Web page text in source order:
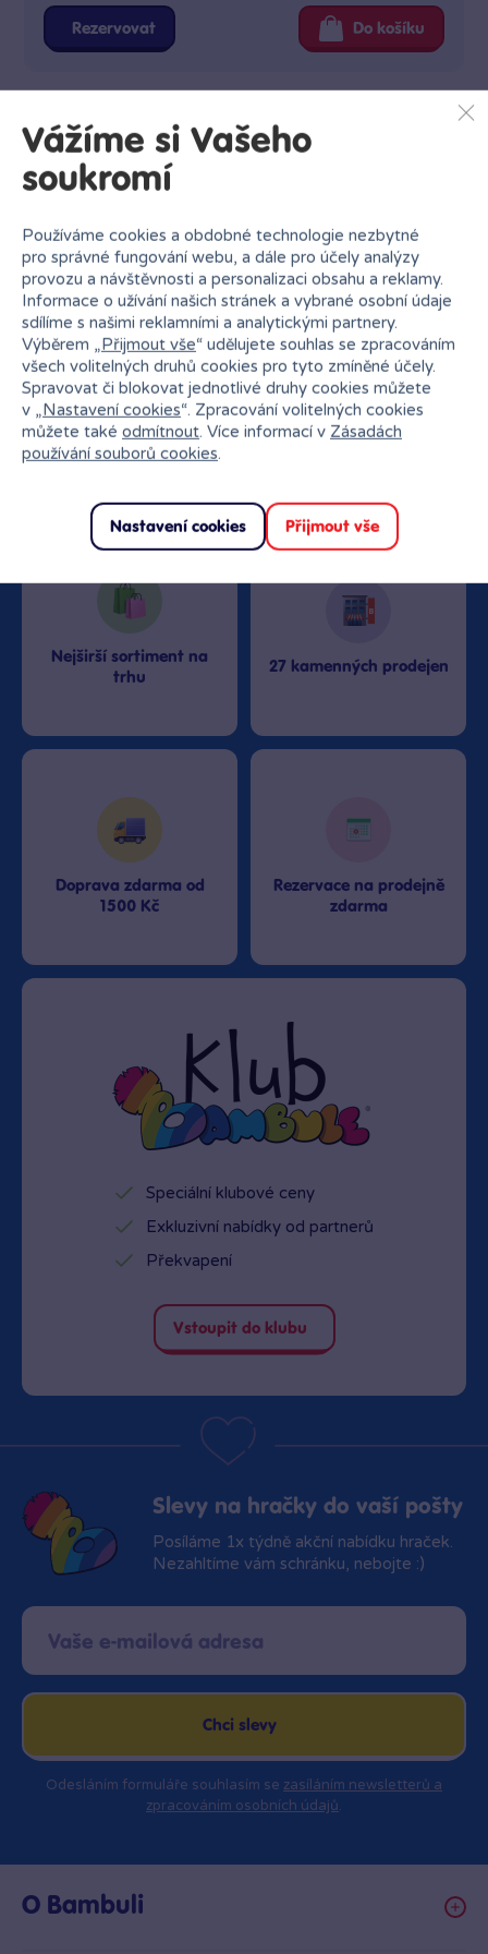
Rezervovat Do košíku
Nejširší sortiment na
trhu
27 kamenných prodejen
Doprava zdarma od
1500 Kč
Rezervace na prodejně
zdarma
Speciální klubové ceny
Exkluzivní nabídky od partnerů
Překvapení
Vstoupit do klubu
Slevy na hračky do vaší pošty
Posíláme 1x týdně akční nabídku hraček.
Nezahltíme vám schránku, nebojte :)
Chci slevy
Odesláním formuláře souhlasím se zasíláním newsletterů a
zpracováním osobních údajů.
O Bambuli
Vážíme si Vašeho
soukromí
Používáme cookies a obdobné technologie nezbytné
pro správné fungování webu, a dále pro účely analýzy
provozu a návštěvnosti a personalizaci obsahu a reklamy.
Informace o užívání našich stránek a vybrané osobní údaje
sdílíme s našimi reklamními a analytickými partnery.
Výběrem „Přijmout vše“ udělujete souhlas se zpracováním
všech volitelných druhů cookies pro tyto zmíněné účely.
Spravovat či blokovat jednotlivé druhy cookies můžete
v „Nastavení cookies“. Zpracování volitelných cookies
můžete také odmítnout. Více informací v Zásadách
používání souborů cookies.
Nastavení cookies Přijmout vše